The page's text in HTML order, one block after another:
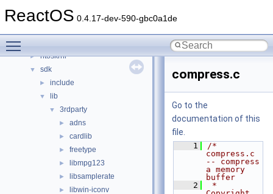
ReactOS 0.4.17-dev-590-gbc0a1de
► hal
► ntoskrnl
▼ sdk
► include
▼ lib
▼ 3rdparty
► adns
► cardlib
► freetype
► libmpg123
► libsamplerate
► libwin-iconv
compress.c
Go to the
documentation of this
file.
    1
/*
compress.c
-- compress
a memory
buffer
    2
*